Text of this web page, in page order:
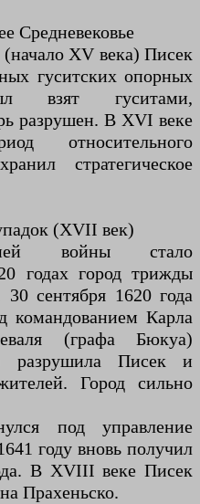
Средневековье
XV века) Писек
гуситских опорных
взят гуситами,
разрушен. В XVI веке
относительного
стратегическое
(XVII век)
войны стало
годах город трижды
сентября 1620 года
командованием Карла
(графа Бюкуа)
разрушила Писек и
Город сильно
под управление
году вновь получил
В XVIII веке Писек
Прахеньско.